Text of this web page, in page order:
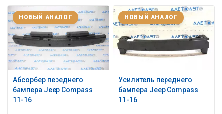
Абсорбер переднего
бампера Jeep Compass
11-16
НОВЫЙ АНАЛОГ
Усилитель переднего
бампера Jeep Compass
11-16
НОВЫЙ АНАЛОГ